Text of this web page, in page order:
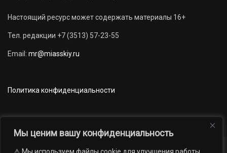
Мы ценим вашу конфиденциальность
Настоящий ресурс может содержать материалы 16+
Тел. редакции +7 (3513) 57-23-55
Email: mr@miasskiy.ru
Политика конфиденциальности